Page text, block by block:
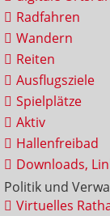
Radfahren
Wandern
Reiten
Ausflugsziele
Spielplätze
Aktiv
Hallenfreibad
Downloads,
Politik und
Virtuelles